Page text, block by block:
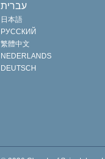
עברית
日本語
РУССКИЙ
繁體中文
NEDERLANDS
DEUTSCH